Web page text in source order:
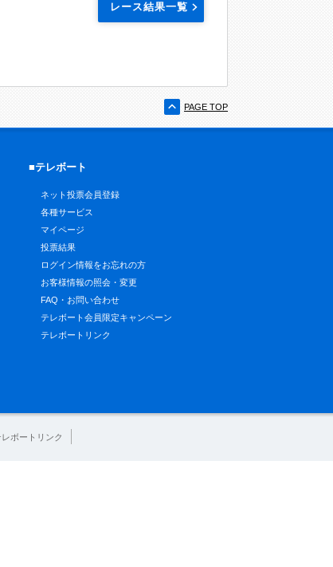
レース結果一覧
PAGE TOP
■テレボート
ネット投票会員登録
各種サービス
マイページ
投票結果
ログイン情報をお忘れの方
お客様情報の照会・変更
FAQ・お問い合わせ
テレボート会員限定キャンペーン
テレボートリンク
レボートリンク